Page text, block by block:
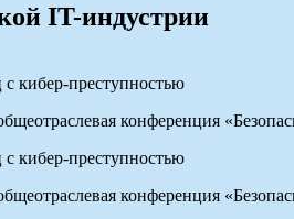
IT-индустрии
кибер-преступностью
конференция
кибер-преступностью
конференция